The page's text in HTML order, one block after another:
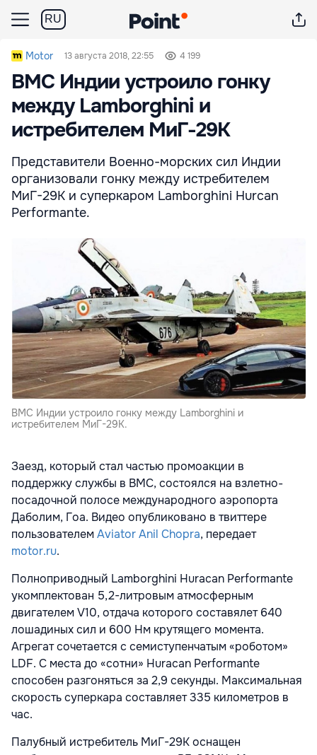
RU
Motor 13 августа 2018, 22:55 4 199
ВМС Индии устроило гонку
между Lamborghini и
истребителем МиГ-29K
Представители Военно-морских сил Индии
организовали гонку между истребителем
МиГ-29K и суперкаром Lamborghini Hurcan
Performante.
ВМС Индии устроило гонку между Lamborghini и
истребителем МиГ-29K.
Заезд, который стал частью промоакции в
поддержку службы в ВМС, состоялся на взлетно-
посадочной полосе международного аэропорта
Даболим, Гоа. Видео опубликовано в твиттере
пользователемAviator Anil Choprа, передает
motor.ru.
Полноприводный Lamborghini Huracan Performante
укомплектован 5,2-литровым атмосферным
двигателем V10, отдача которого составялет 640
лошадиных сил и 600 Нм крутящего момента.
Агрегат сочетается с семиступенчатым «роботом»
LDF. С места до «сотни» Huracan Performante
способен разгоняться за 2,9 секунды. Максимальная
скорость суперкара составляет 335 километров в
час.
Палубный истребитель МиГ-29К оснащен